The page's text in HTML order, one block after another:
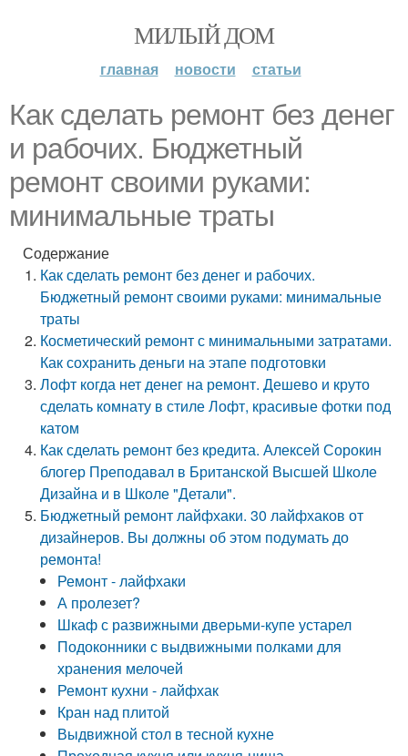
МИЛЫЙ ДОМ
главная новости статьи
Как сделать ремонт без денег
и рабочих. Бюджетный
ремонт своими руками:
минимальные траты
Содержание
Как сделать ремонт без денег и рабочих.
Бюджетный ремонт своими руками: минимальные
траты
Косметический ремонт с минимальными затратами.
Как сохранить деньги на этапе подготовки
Лофт когда нет денег на ремонт. Дешево и круто
сделать комнату в стиле Лофт, красивые фотки под
катом
Как сделать ремонт без кредита. Алексей Сорокин
блогер Преподавал в Британской Высшей Школе
Дизайна и в Школе "Детали".
Бюджетный ремонт лайфхаки. 30 лайфхаков от
дизайнеров. Вы должны об этом подумать до
ремонта!
Ремонт - лайфхаки
А пролезет?
Шкаф с развижными дверьми-купе устарел
Подоконники с выдвижными полками для
хранения мелочей
Ремонт кухни - лайфхак
Кран над плитой
Выдвижной стол в тесной кухне